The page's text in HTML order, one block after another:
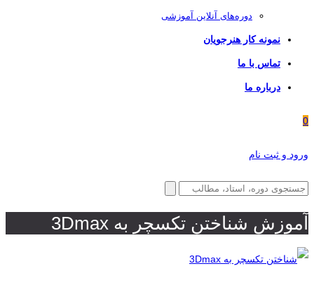
دوره‌های آنلاین آموزشی
نمونه کار هنرجویان
تماس با ما
درباره ما
0
ورود و ثبت نام
آموزش شناختن تکسچر به 3Dmax